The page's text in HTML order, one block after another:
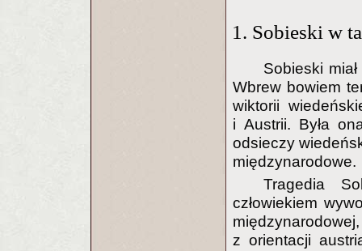
1. Sobieski w
Sobieski
Wbrew bowiem
wiktorii
i Austrii. Była
odsieczy
międzynarodowe.
Tragedia
człowiekiem
z orientacji